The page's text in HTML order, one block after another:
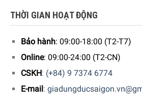
THỜI GIAN HOẠT ĐỘNG
Bảo hành: 09:00-18:00 (T2-T7)
Online: 09:00-24:00 (T2-CN)
CSKH: (+84) 9 7374 6774
E-mail: